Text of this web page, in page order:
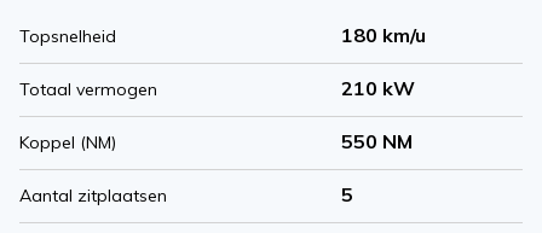
Topsnelheid 180 km/u
Totaal vermogen 210 kW
Koppel (NM) 550 NM
Aantal zitplaatsen 5